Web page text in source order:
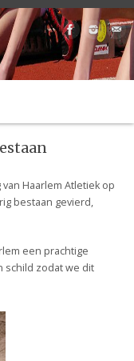
Haarlem Atletiek op
bestaan gevierd,
een prachtige
schild zodat we dit